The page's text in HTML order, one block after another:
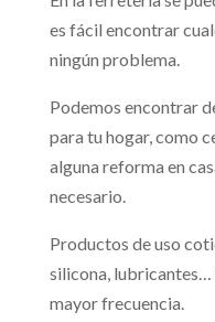
es fácil encontrar
ningún problema.
Podemos encontrar
para tu hogar, como
alguna reforma en
necesario.
Productos de uso
silicona, lubricantes…
mayor frecuencia.